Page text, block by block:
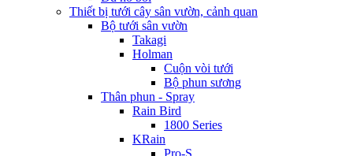
Thiết bị tưới cây sân vườn, cảnh quan
Bộ tưới sân vườn
Takagi
Holman
Cuộn vòi tưới
Bộ phun sương
Thân phun - Spray
Rain Bird
1800 Series
KRain
Pro-S